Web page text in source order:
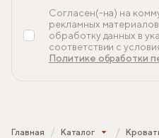
Согласен(-на) на
рекламных
обработку данных в
соответствии с
Политике обработки
Главная Каталог